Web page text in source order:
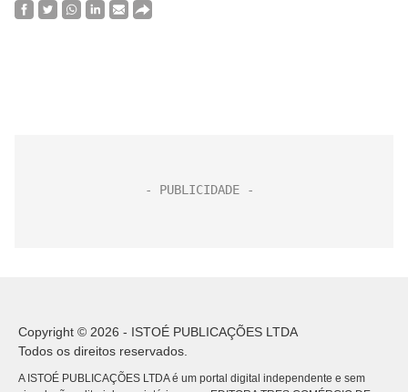
Copyright © 2026 - ISTOÉ PUBLICAÇÕES LTDA
Todos os direitos reservados.
A ISTOÉ PUBLICAÇÕES LTDA é um portal digital independente e sem